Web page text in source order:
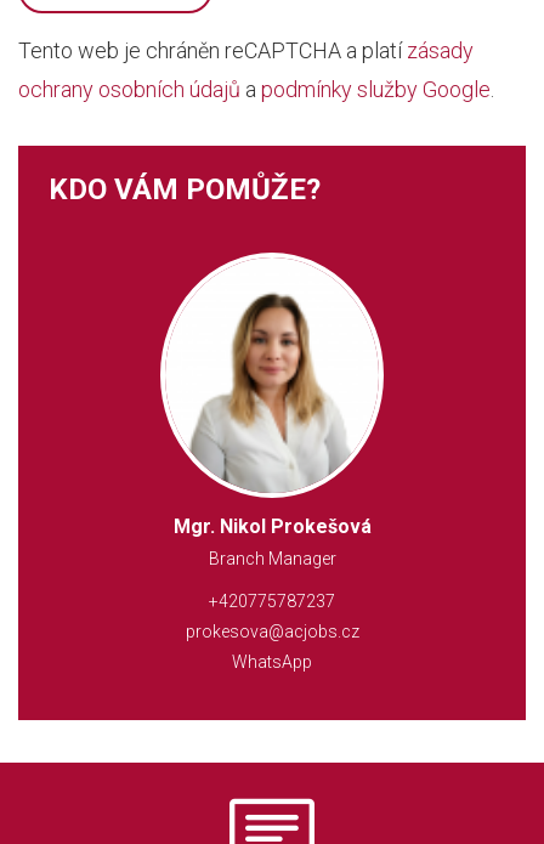
Tento web je chráněn reCAPTCHA a platízásady
ochrany osobních údajů a podmínky služby Google
KDO VÁM POMŮŽE?
Mgr. Nikol Prokešová
Branch Manager
+420775787237
prokesova@acjobs.cz
WhatsApp